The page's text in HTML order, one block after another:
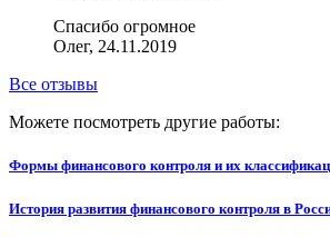
Спасибо огромное
Олег, 24.11.2019
Все отзывы
Можете посмотреть другие работы:
Формы финансового контроля и их
История развития финансового контроля в